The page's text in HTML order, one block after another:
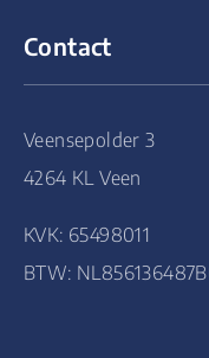
Contact
Veensepolder 3
4264 KL Veen
KVK: 65498011
BTW: